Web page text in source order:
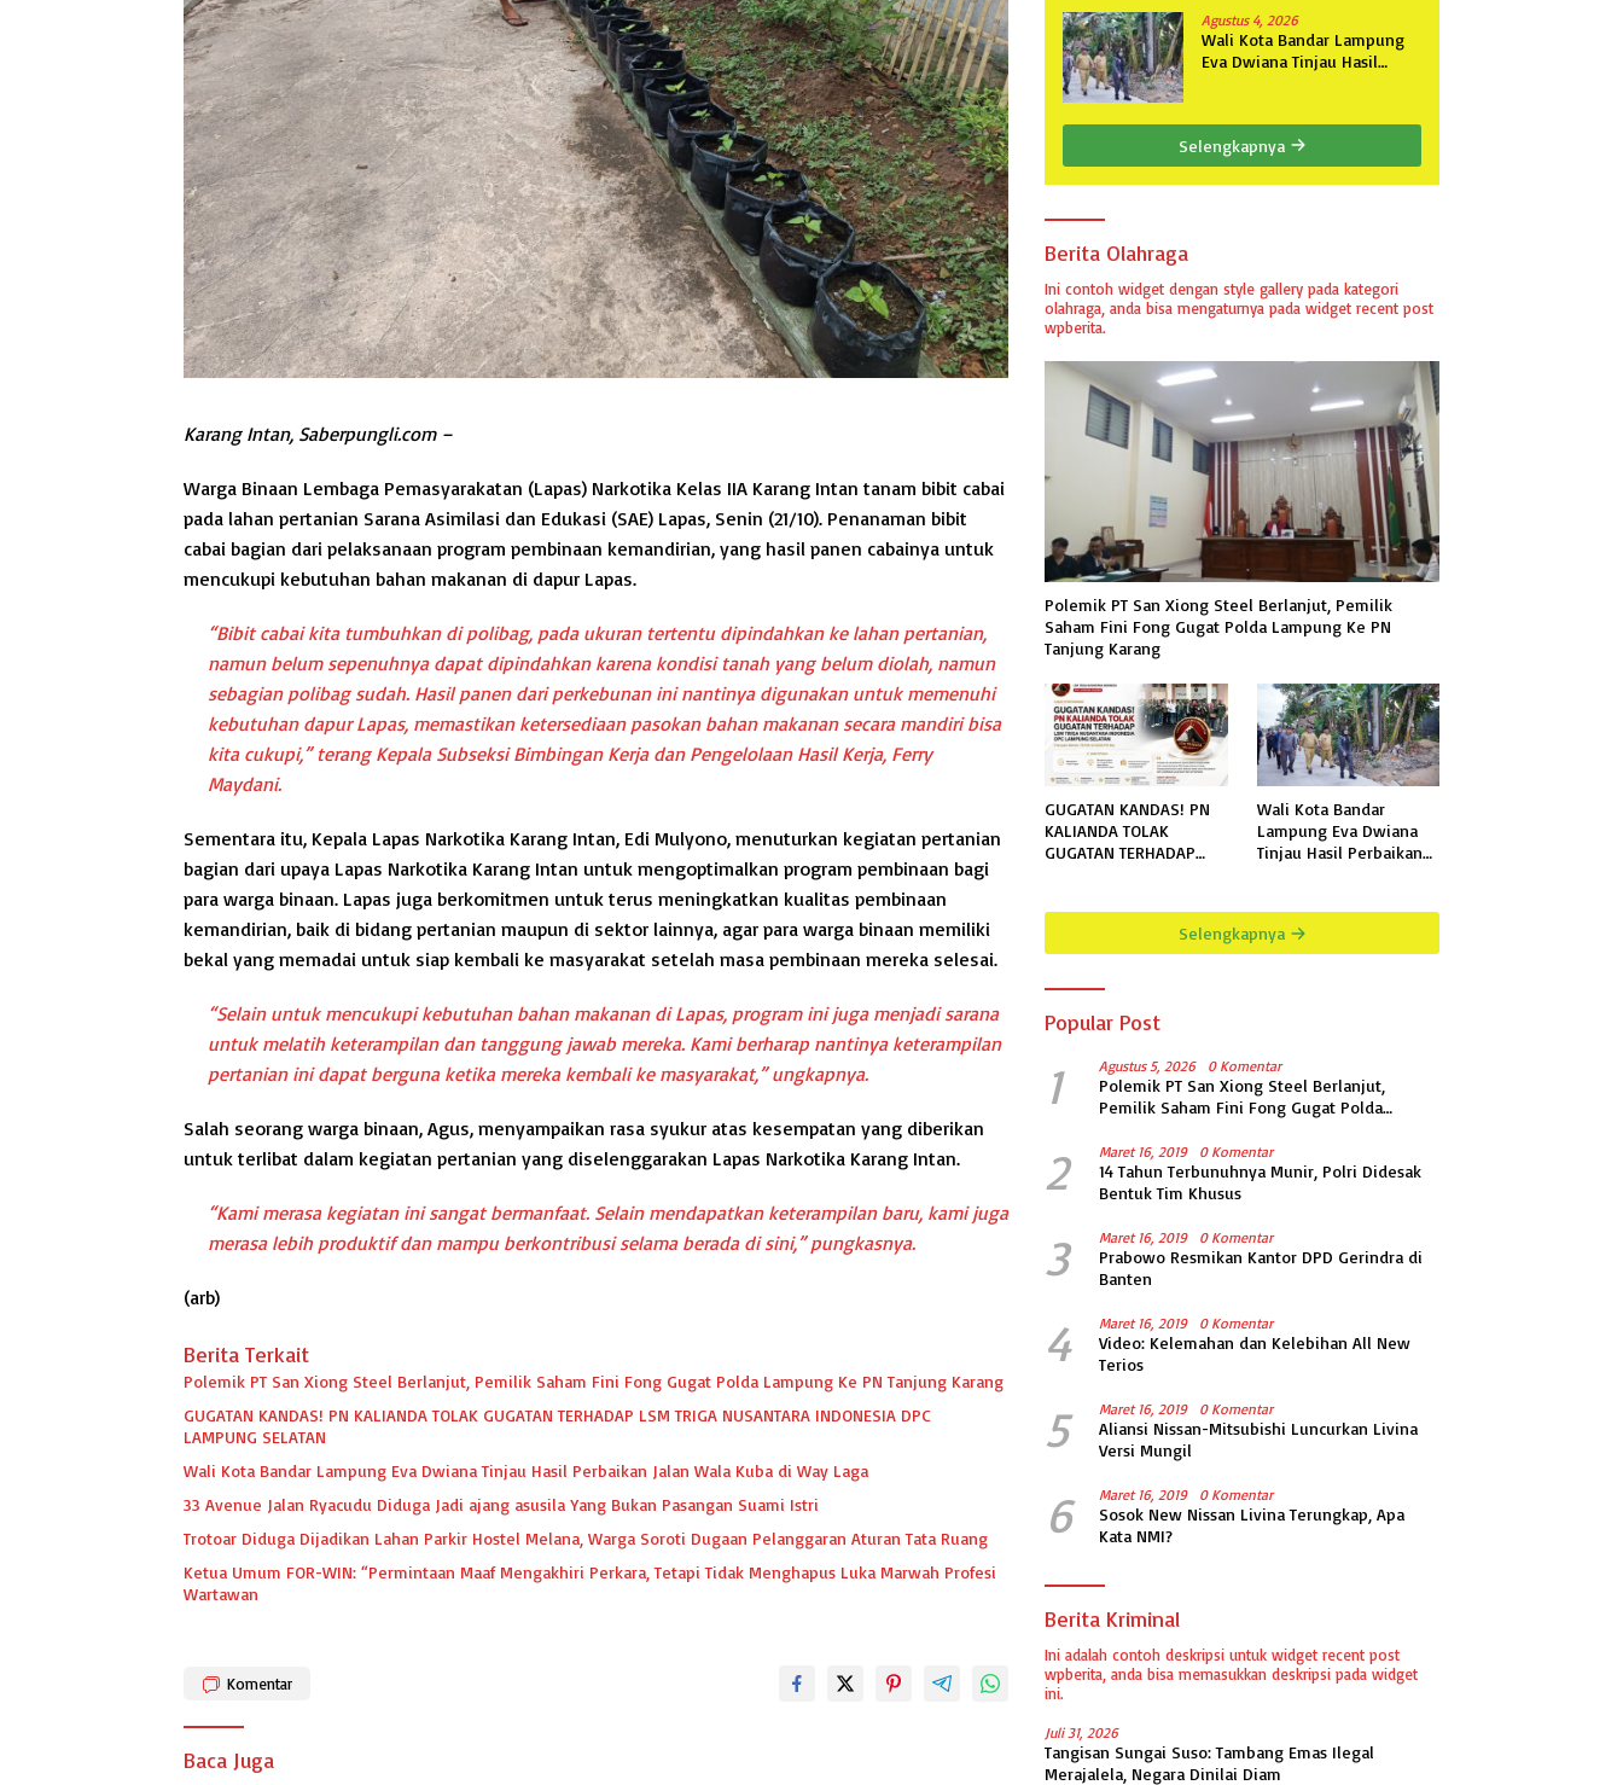
Karang Intan, Saberpungli.com –
Warga Binaan Lembaga Pemasyarakatan (Lapas) Narkotika Kelas IIA Karang Intan tanam bibit cabai
pada lahan pertanian Sarana Asimilasi dan Edukasi (SAE) Lapas, Senin (21/10). Penanaman bibit
cabai bagian dari pelaksanaan program pembinaan kemandirian, yang hasil panen cabainya untuk
mencukupi kebutuhan bahan makanan di dapur Lapas.
“Bibit cabai kita tumbuhkan di polibag, pada ukuran tertentu dipindahkan ke lahan pertanian,
namun belum sepenuhnya dapat dipindahkan karena kondisi tanah yang belum diolah, namun
sebagian polibag sudah. Hasil panen dari perkebunan ini nantinya digunakan untuk memenuhi
kebutuhan dapur Lapas, memastikan ketersediaan pasokan bahan makanan secara mandiri bisa
kita cukupi,” terang Kepala Subseksi Bimbingan Kerja dan Pengelolaan Hasil Kerja, Ferry
Maydani.
Sementara itu, Kepala Lapas Narkotika Karang Intan, Edi Mulyono, menuturkan kegiatan pertanian
bagian dari upaya Lapas Narkotika Karang Intan untuk mengoptimalkan program pembinaan bagi
para warga binaan. Lapas juga berkomitmen untuk terus meningkatkan kualitas pembinaan
kemandirian, baik di bidang pertanian maupun di sektor lainnya, agar para warga binaan memiliki
bekal yang memadai untuk siap kembali ke masyarakat setelah masa pembinaan mereka selesai.
“Selain untuk mencukupi kebutuhan bahan makanan di Lapas, program ini juga menjadi sarana
untuk melatih keterampilan dan tanggung jawab mereka. Kami berharap nantinya keterampilan
pertanian ini dapat berguna ketika mereka kembali ke masyarakat,” ungkapnya.
Salah seorang warga binaan, Agus, menyampaikan rasa syukur atas kesempatan yang diberikan
untuk terlibat dalam kegiatan pertanian yang diselenggarakan Lapas Narkotika Karang Intan.
“Kami merasa kegiatan ini sangat bermanfaat. Selain mendapatkan keterampilan baru, kami juga
merasa lebih produktif dan mampu berkontribusi selama berada di sini,” pungkasnya.
(arb)
Berita Terkait
Polemik PT San Xiong Steel Berlanjut, Pemilik Saham Fini Fong Gugat Polda Lampung Ke PN Tanjung Karang
GUGATAN KANDAS! PN KALIANDA TOLAK GUGATAN TERHADAP LSM TRIGA NUSANTARA INDONESIA DPC
LAMPUNG SELATAN
Wali Kota Bandar Lampung Eva Dwiana Tinjau Hasil Perbaikan Jalan Wala Kuba di Way Laga
33 Avenue Jalan Ryacudu Diduga Jadi ajang asusila Yang Bukan Pasangan Suami Istri
Trotoar Diduga Dijadikan Lahan Parkir Hostel Melana, Warga Soroti Dugaan Pelanggaran Aturan Tata Ruang
Ketua Umum FOR-WIN: “Permintaan Maaf Mengakhiri Perkara, Tetapi Tidak Menghapus Luka Marwah Profesi
Wartawan
Komentar
Baca Juga
LAMPUNG SELATAN
Agustus 4, 2026
Wali Kota Bandar Lampung
Eva Dwiana Tinjau Hasil
Selengkapnya
Berita Olahraga
Ini contoh widget dengan style gallery pada kategori
olahraga, anda bisa mengaturnya pada widget recent post
wpberita.
Polemik PT San Xiong Steel Berlanjut, Pemilik
Saham Fini Fong Gugat Polda Lampung Ke PN
Tanjung Karang
GUGATAN KANDAS! PN
KALIANDA TOLAK
GUGATAN TERHADAP
LAMPUNG SELATAN
Wali Kota Bandar
Lampung Eva Dwiana
Tinjau Hasil Perbaikan
Selengkapnya
Popular Post
1 Agustus 5, 2026 0 Komentar
Polemik PT San Xiong Steel Berlanjut,
Pemilik Saham Fini Fong Gugat Polda
2 Maret 16, 2019 0 Komentar
14 Tahun Terbunuhnya Munir, Polri Didesak
Bentuk Tim Khusus
3 Maret 16, 2019 0 Komentar
Prabowo Resmikan Kantor DPD Gerindra di
Banten
4 Maret 16, 2019 0 Komentar
Video: Kelemahan dan Kelebihan All New
Terios
5 Maret 16, 2019 0 Komentar
Aliansi Nissan-Mitsubishi Luncurkan Livina
Versi Mungil
6 Maret 16, 2019 0 Komentar
Sosok New Nissan Livina Terungkap, Apa
Kata NMI?
Berita Kriminal
Ini adalah contoh deskripsi untuk widget recent post
wpberita, anda bisa memasukkan deskripsi pada widget
ini.
Juli 31, 2026
Tangisan Sungai Suso: Tambang Emas Ilegal
Merajalela, Negara Dinilai Diam